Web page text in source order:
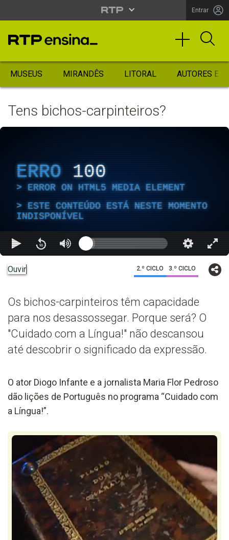
Entrar
MUSEUS MIRANDÊS LITORAL AUTORES
Tens bichos-carpinteiros?
ERRO 100
ERROR ON HTML5 MEDIA ELEMENT
ESTE CONTEÚDO ESTÁ NESTE MOMENTO
INDISPONÍVEL
Ouvir 2.º CICLO 3.º CICLO
Os bichos-carpinteiros têm capacidade
para nos desassossegar. Porque será? O
"Cuidado com a Língua!" não descansou
até descobrir o significado da expressão.
O ator Diogo Infante e a jornalista Maria Flor Pedroso
dão lições de Português no programa “Cuidado com
a Língua!”.